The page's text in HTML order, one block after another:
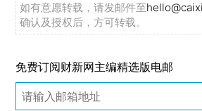
如有意愿转载，请发邮件至
确认及授权后，方可转载。
免费订阅财新网主编精选版电邮